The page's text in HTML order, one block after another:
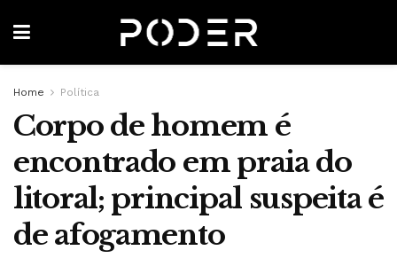
Home Política
Corpo de homem é
encontrado em praia do
litoral; principal suspeita é
de afogamento